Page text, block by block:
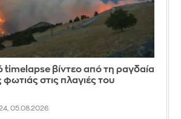
timelapse βίντεο από τη ραγδαία
στις πλαγιές του
05.08.2026